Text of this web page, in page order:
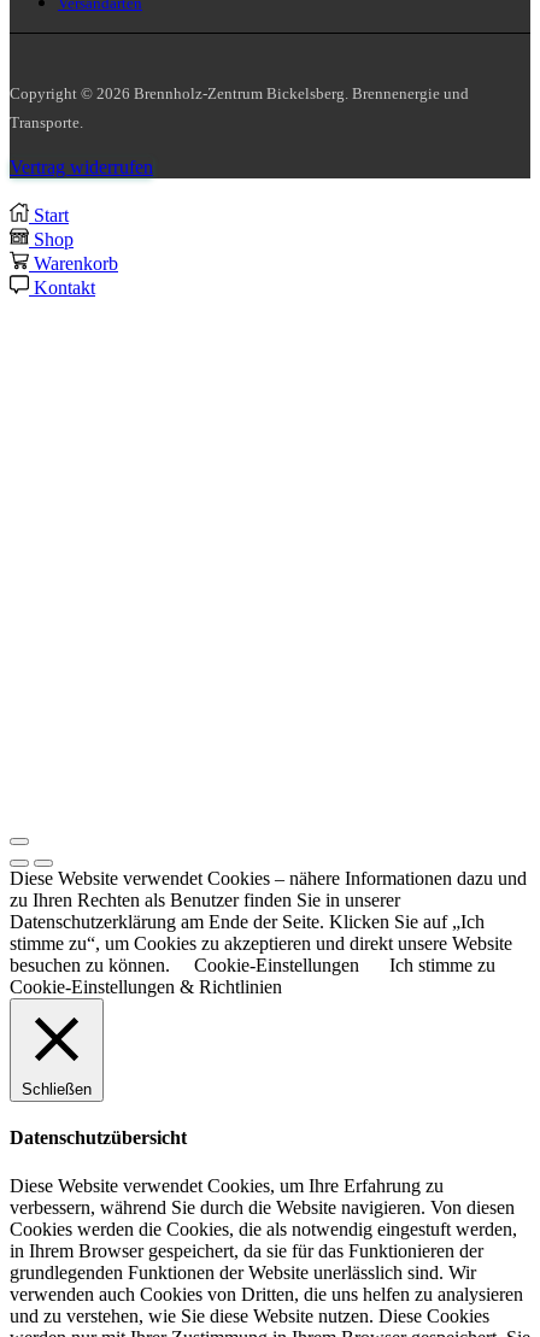
Copyright © 2026 Brennholz-Zentrum Bickelsberg. Brennenergie und
Transporte.
Vertrag widerrufen
Start
Shop
Warenkorb
Kontakt
Diese Website verwendet Cookies – nähere Informationen dazu und
zu Ihren Rechten als Benutzer finden Sie in unserer
Datenschutzerklärung am Ende der Seite. Klicken Sie auf „Ich
stimme zu“, um Cookies zu akzeptieren und direkt unsere Website
besuchen zu können.
Cookie-Einstellungen
Ich stimme zu
Cookie-Einstellungen & Richtlinien
Schließen
Datenschutzübersicht
Diese Website verwendet Cookies, um Ihre Erfahrung zu
verbessern, während Sie durch die Website navigieren. Von diesen
Cookies werden die Cookies, die als notwendig eingestuft werden,
in Ihrem Browser gespeichert, da sie für das Funktionieren der
grundlegenden Funktionen der Website unerlässlich sind. Wir
verwenden auch Cookies von Dritten, die uns helfen zu analysieren
und zu verstehen, wie Sie diese Website nutzen. Diese Cookies